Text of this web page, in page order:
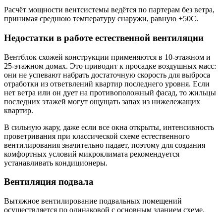
Расчёт мощности вентсистемы ведётся по партерам без ветра,
принимая среднюю температуру снаружи, равную +50С.
Недостатки в работе естественной вентиляции
Вентблок схожей конструкции применяются в 10-этажном и
25-этажном домах. Это приводит к просадке воздушных масс:
они не успевают набрать достаточную скорость для выброса
отработки из ответвлений квартир последнего уровня. Если
нет ветра или он дует на противоположный фасад, то жильцы
последних этажей могут ощущать запах из нижележащих
квартир.
В сильную жару, даже если все окна открыты, интенсивность
проветривания при классической схеме естественного
вентилирования значительно падает, поэтому для создания
комфортных условий микроклимата рекомендуется
устанавливать кондиционеры.
Вентиляция подвала
Вытяжное вентилирование подвальных помещений
осуществляется по одинаковой с основным зданием схеме.